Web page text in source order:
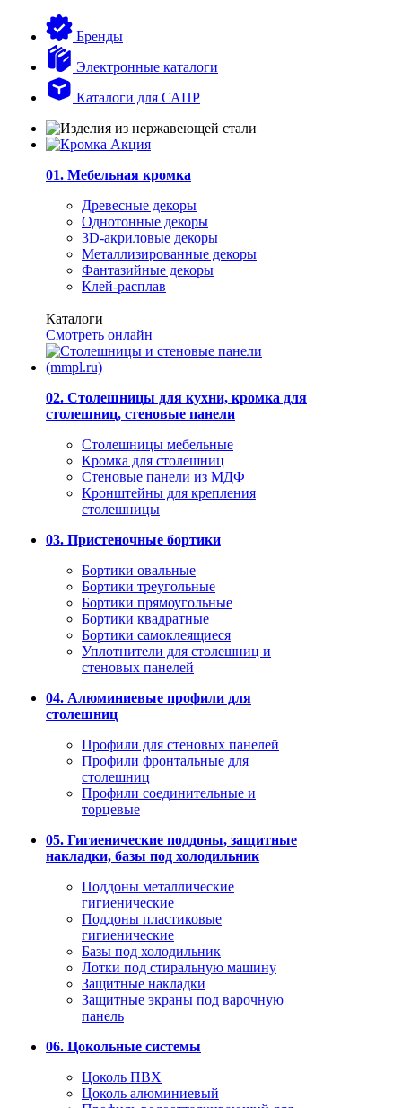
Бренды
Электронные каталоги
Каталоги для САПР
01. Мебельная кромка
Древесные декоры
Однотонные декоры
3D-акриловые декоры
Металлизированные декоры
Фантазийные декоры
Клей-расплав
Каталоги
Смотреть онлайн
02. Столешницы для кухни, кромка для
столешниц, стеновые панели
Столешницы мебельные
Кромка для столешниц
Стеновые панели из МДФ
Кронштейны для крепления
столешницы
03. Пристеночные бортики
Бортики овальные
Бортики треугольные
Бортики прямоугольные
Бортики квадратные
Бортики самоклеящиеся
Уплотнители для столешниц и
стеновых панелей
04. Алюминиевые профили для
столешниц
Профили для стеновых панелей
Профили фронтальные для
столешниц
Профили соединительные и
торцевые
05. Гигиенические поддоны, защитные
накладки, базы под холодильник
Поддоны металлические
гигиенические
Поддоны пластиковые
гигиенические
Базы под холодильник
Лотки под стиральную машину
Защитные накладки
Защитные экраны под варочную
панель
06. Цокольные системы
Цоколь ПВХ
Цоколь алюминиевый